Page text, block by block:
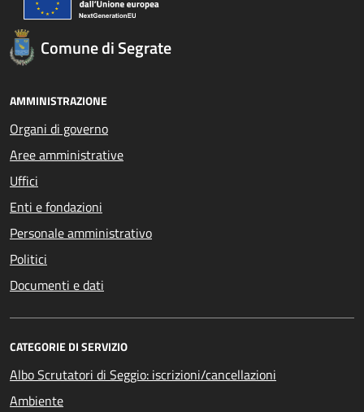
Comune di Segrate
AMMINISTRAZIONE
Organi di governo
Aree amministrative
Uffici
Enti e fondazioni
Personale amministrativo
Politici
Documenti e dati
CATEGORIE DI SERVIZIO
Albo Scrutatori di Seggio: iscrizioni/cancellazioni
Ambiente